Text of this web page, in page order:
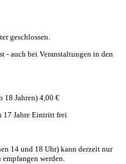
geschlossen.
- auch bei Veranstaltungen in den
18 Jahren) 4,00 €
17 Jahre Eintritt frei
14 und 18 Uhr) kann derzeit nur
werden.